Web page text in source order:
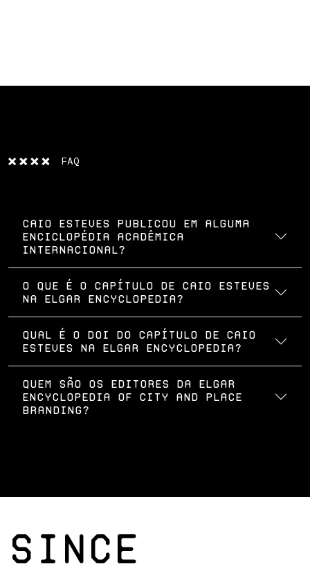
FAQ
Caio Esteves publicou em alguma
enciclopédia acadêmica
internacional?
O que é o capítulo de Caio Esteves
na Elgar Encyclopedia?
Qual é o DOI do capítulo de Caio
Esteves na Elgar Encyclopedia?
Quem são os editores da Elgar
Encyclopedia of City and Place
Branding?
SINCE